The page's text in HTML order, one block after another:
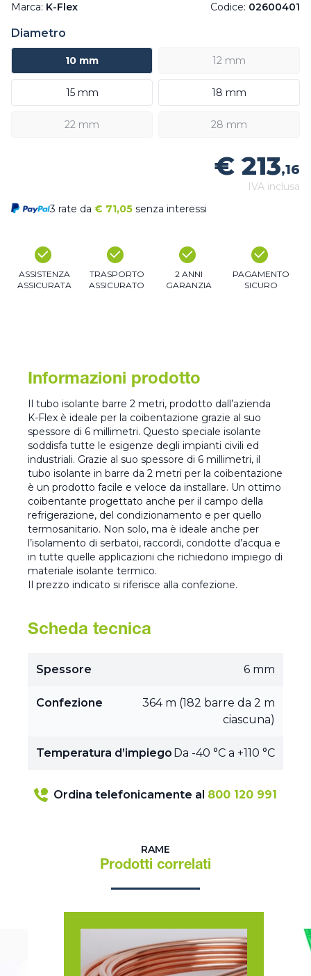
Marca: K-Flex Codice: 02600401
Diametro
10 mm 12 mm
15 mm 18 mm
22 mm 28 mm
€ 213,16
IVA inclusa
3 rate da € 71,05 senza interessi
ASSISTENZA
ASSICURATA
TRASPORTO
ASSICURATO
2 ANNI
GARANZIA
PAGAMENTO
SICURO
Informazioni prodotto
Il tubo isolante barre 2 metri, prodotto dall’azienda
K-Flex è ideale per la coibentazione grazie al suo
spessore di 6 millimetri. Questo speciale isolante
soddisfa tutte le esigenze degli impianti civili ed
industriali. Grazie al suo spessore di 6 millimetri, il
tubo isolante in barre da 2 metri per la coibentazione
è un prodotto facile e veloce da installare. Un ottimo
coibentante progettato anche per il campo della
refrigerazione, del condizionamento e per quello
termosanitario. Non solo, ma è ideale anche per
l’isolamento di serbatoi, raccordi, condotte d’acqua e
in tutte quelle applicazioni che richiedono impiego di
materiale isolante termico.
Il prezzo indicato si riferisce alla confezione.
Scheda tecnica
Spessore 6 mm
Confezione
364 m (182 barre da 2 m
ciascuna)
Temperatura d’impiego Da -40 °C a +110 °C
Ordina telefonicamente al 800 120 991
RAME
Prodotti correlati